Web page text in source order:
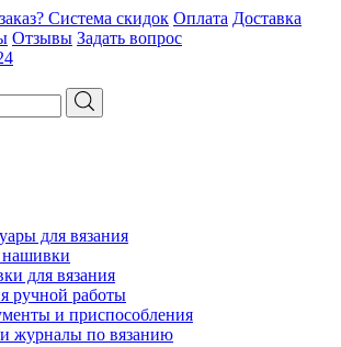
Система скидок Оплата Доставка
Отзывы Задать вопрос
для вязания
для вязания
ручной работы
и приспособления
журналы по вязанию